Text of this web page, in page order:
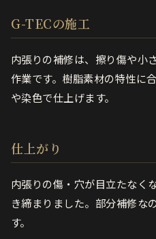
G-TECの施工
内張りの補修は、擦り傷や小
作業です。樹脂素材の特性に
や染色で仕上げます。
仕上がり
内張りの傷・穴が目立たなく
き締まりました。部分補修な
す。